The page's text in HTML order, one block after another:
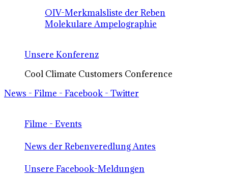
OIV-Merkmalsliste der Reben
Molekulare Ampelographie
Unsere Konferenz
Cool Climate Customers Conference
News - Filme - Facebook - Twitter
Filme - Events
News der Rebenveredlung Antes
Unsere Facebook-Meldungen